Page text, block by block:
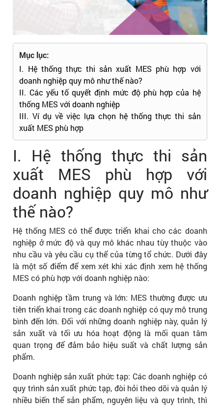
Mục lục:
I. Hệ thống thực thi sản xuất MES phù hợp với
doanh nghiệp quy mô như thế nào?
II. Các yếu tố quyết định mức độ phù hợp của hệ
thống MES với doanh nghiệp
III. Ví dụ về việc lựa chọn hệ thống thực thi sản
xuất MES phù hợp
I. Hệ thống thực thi sản
xuất MES phù hợp với
doanh nghiệp quy mô như
thế nào?
Hệ thống MES có thể được triển khai cho các doanh
nghiệp ở mức độ và quy mô khác nhau tùy thuộc vào
nhu cầu và yêu cầu cụ thể của từng tổ chức. Dưới đây
là một số điểm để xem xét khi xác định xem hệ thống
MES có phù hợp với doanh nghiệp nào:
Doanh nghiệp tầm trung và lớn: MES thường được ưu
tiên triển khai trong các doanh nghiệp có quy mô trung
bình đến lớn. Đối với những doanh nghiệp này, quản lý
sản xuất và tối ưu hóa hoạt động là mối quan tâm
quan trọng để đảm bảo hiệu suất và chất lượng sản
phẩm.
Doanh nghiệp sản xuất phức tạp: Các doanh nghiệp có
quy trình sản xuất phức tạp, đòi hỏi theo dõi và quản lý
nhiều biến thể sản phẩm, nguyên liệu và quy trình, thì